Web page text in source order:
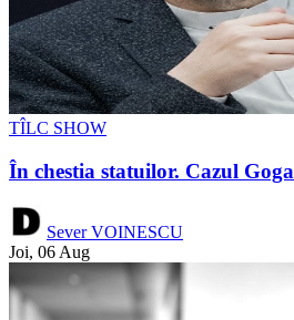
TÎLC SHOW
În chestia statuilor. Cazul
Sever VOINESCU
Joi, 06 Aug